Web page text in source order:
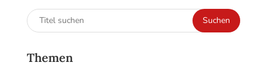
Suchen
nach:
Suchen
Themen